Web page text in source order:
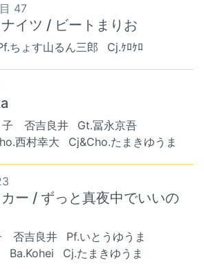
47
イツ / ビートまりお
ちょす山るん三郎 Cj.ｹﾛｹﾛ
子 否吉良井
Gt.冨永京吾
西村幸大 Cj&Cho.たまきゆうま
ー / ずっと真夜中でいいの
否吉良井
Pf.いとうゆうま
Ba.Kohei
Cj.たまきゆうま